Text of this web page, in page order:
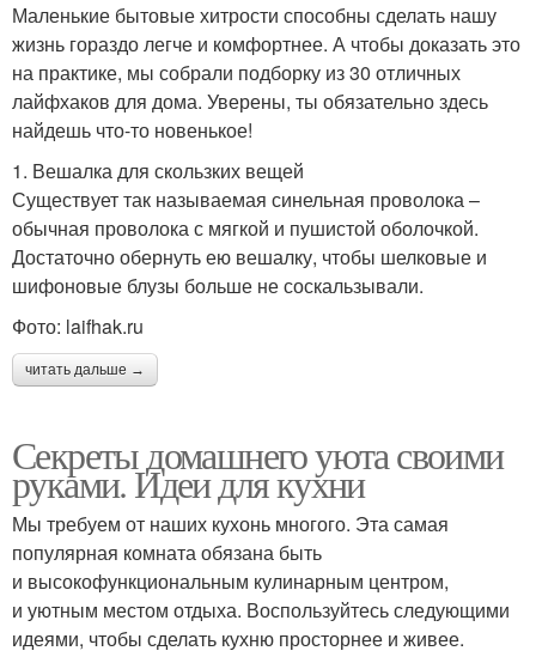
Маленькие бытовые хитрости способны сделать нашу
жизнь гораздо легче и комфортнее. А чтобы доказать это
на практике, мы собрали подборку из 30 отличных
лайфхаков для дома. Уверены, ты обязательно здесь
найдешь что-то новенькое!
1. Вешалка для скользких вещей
Существует так называемая синельная проволока –
обычная проволока с мягкой и пушистой оболочкой.
Достаточно обернуть ею вешалку, чтобы шелковые и
шифоновые блузы больше не соскальзывали.
Фото: laifhak.ru
читать дальше →
Секреты домашнего уюта своими
руками. Идеи для кухни
Мы требуем от наших кухонь многого. Эта самая
популярная комната обязана быть
и высокофункциональным кулинарным центром,
и уютным местом отдыха. Воспользуйтесь следующими
идеями, чтобы сделать кухню просторнее и живее.